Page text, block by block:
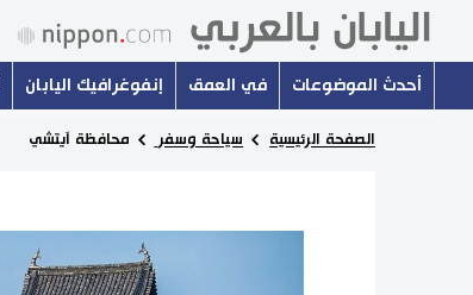
أحدث الموضوعات في العمق إنفوغرافيك اليابان
الصفحة الرئيسية سياحة وسفر محافظة آيتشي